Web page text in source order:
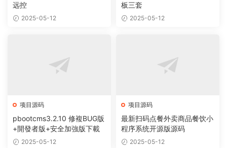
远控
2025-05-12
板三套
2025-05-12
项目源码
pbootcms3.2.10 修複BUG版
+開發者版+安全加強版下載
2025-05-12
项目源码
最新扫码点餐外卖商品餐饮小
程序系统开源版源码
2025-05-12